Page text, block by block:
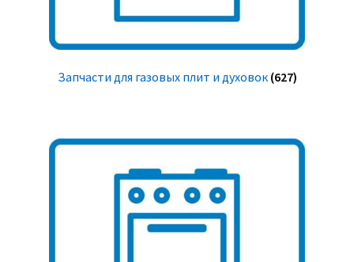
Запчасти для газовых плит и духовок (627)